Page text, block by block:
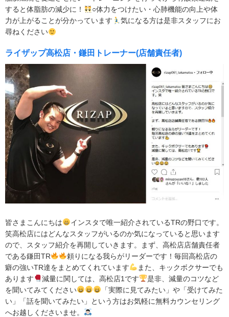
すると体脂肪の減少に！
○体力をつけたい・心肺機能の向上や体
力が上がることが分かっています
気になる方は是非スタッフにお
尋ねください
ライザップ高松店・鎌田トレーナー(店舗責任者)
皆さまこんにちは
インスタで唯一紹介されているTRの野口です。
笑高松店にはどんなスタッフがいるのか気になっていると思います
ので、スタッフ紹介を再開していきます。まず、高松店店舗責任者
である鎌田TR
頼りになる我らがリーダーです！毎回高松店の
癖の強いTR達をまとめてくれています
また、キックボクサーでも
あります
減量に関しては、高松店1です
是非、減量のコツなど
を聞いてみてください
「実際に見てみたい」や「受けてみた
い」「話を聞いてみたい」という方はお気軽に無料カウンセリング
へお越しくださいませ。